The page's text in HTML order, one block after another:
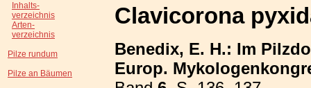
Inhalts-
verzeichnis
Arten-
verzeichnis
Pilze rundum
Pilze an Bäumen
Clavicorona
Benedix, E. H.: Im
Europ.